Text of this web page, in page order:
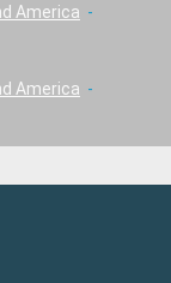
America
America